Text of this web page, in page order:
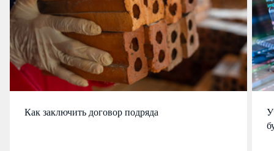
Как заключить договор подряда